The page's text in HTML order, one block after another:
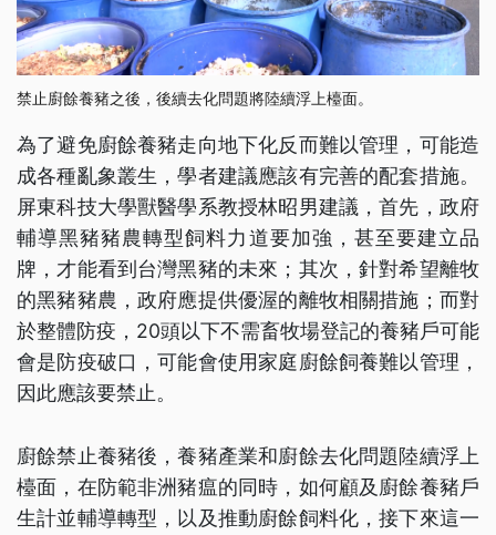
禁止廚餘養豬之後，後續去化問題將陸續浮上檯面。​​​​​​
為了避免廚餘養豬走向地下化反而難以管理，可能造
成各種亂象叢生，學者建議應該有完善的配套措施。
屏東科技大學獸醫學系教授林昭男建議，首先，政府
輔導黑豬豬農轉型飼料力道要加強，甚至要建立品
牌，才能看到台灣黑豬的未來；其次，針對希望離牧
的黑豬豬農，政府應提供優渥的離牧相關措施；而對
於整體防疫，20頭以下不需畜牧場登記的養豬戶可能
會是防疫破口，可能會使用家庭廚餘飼養難以管理，
因此應該要禁止。
廚餘禁止養豬後，養豬產業和廚餘去化問題陸續浮上
檯面，在防範非洲豬瘟的同時，如何顧及廚餘養豬戶
生計並輔導轉型，以及推動廚餘飼料化，接下來這一